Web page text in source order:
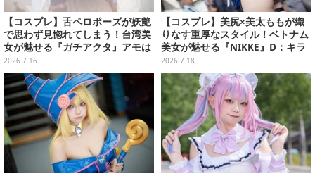
【コスプレ】舌ペロポーズが妖艶
で思わず見惚れてしまう！台湾美
女が魅せる『ガチアクタ』アモは
ハイクオリティーな再現度がすご
い【写真7枚】
2026.7.16
【コスプレ】美尻×美太ももが織
りなす重厚なスタイル！ベトナム
美女が魅せる『NIKKE』D：キラ
ーワイフが圧巻の曲線美だった
【写真7枚】
2026.7.18